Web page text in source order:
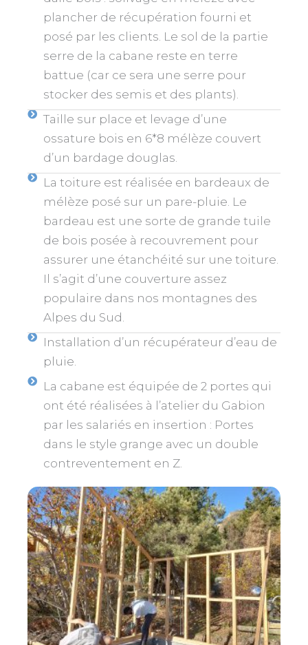
plancher de récupération fourni et
posé par les clients. Le sol de la partie
serre de la cabane reste en terre
battue (car ce sera une serre pour
stocker des semis et des plants).
Taille sur place et levage d’une
ossature bois en 6*8 mélèze couvert
d’un bardage douglas.
La toiture est réalisée en bardeaux de
mélèze posé sur un pare-pluie. Le
bardeau est une sorte de grande tuile
de bois posée à recouvrement pour
assurer une étanchéité sur une toiture.
Il s’agit d’une couverture assez
populaire dans nos montagnes des
Alpes du Sud.
Installation d’un récupérateur d’eau de
pluie.
La cabane est équipée de 2 portes qui
ont été réalisées à l’atelier du Gabion
par les salariés en insertion : Portes
dans le style grange avec un double
contreventement en Z.